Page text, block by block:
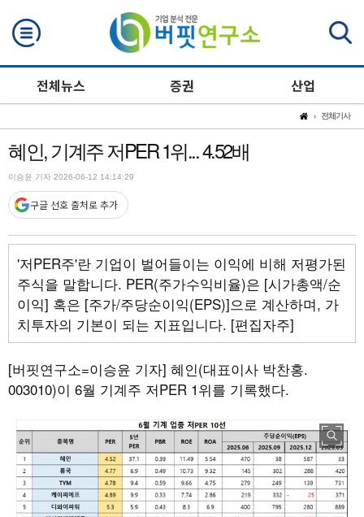
전체뉴스 증권 산업
전체기사
혜인, 기계주 저PER 1위... 4.52배
이승윤 기자 2026-06-12 14:14:29
구글 선호 출처로 추가
'저PER주'란 기업이 벌어들이는 이익에 비해 저평가된
주식을 말합니다. PER(주가수익비율)은 [시가총액/순
이익] 혹은 [주가/주당순이익(EPS)]으로 계산하며, 가
치투자의 기본이 되는 지표입니다. [편집자주]
[버핏연구소=이승윤 기자] 혜인(대표이사 박찬홍.
003010)이 6월 기계주 저PER 1위를 기록했다.
검색